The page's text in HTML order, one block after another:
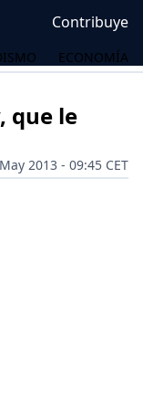
Contribuye
ECONOMÍA
que le
2013 - 09:45 CET